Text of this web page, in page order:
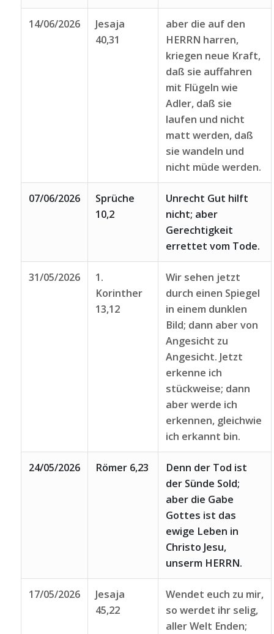
14/06/2026
Jesaja
40,31
aber die auf den
HERRN harren,
kriegen neue Kraft,
daß sie auffahren
mit Flügeln wie
Adler, daß sie
laufen und nicht
matt werden, daß
sie wandeln und
nicht müde werden.
07/06/2026
Sprüche
10,2
Unrecht Gut hilft
nicht; aber
Gerechtigkeit
errettet vom Tode.
31/05/2026
1.
Korinther
13,12
Wir sehen jetzt
durch einen Spiegel
in einem dunklen
Bild; dann aber von
Angesicht zu
Angesicht. Jetzt
erkenne ich
stückweise; dann
aber werde ich
erkennen, gleichwie
ich erkannt bin.
24/05/2026 Römer 6,23
Denn der Tod ist
der Sünde Sold;
aber die Gabe
Gottes ist das
ewige Leben in
Christo Jesu,
unserm HERRN.
17/05/2026
Jesaja
45,22
Wendet euch zu mir,
so werdet ihr selig,
aller Welt Enden;